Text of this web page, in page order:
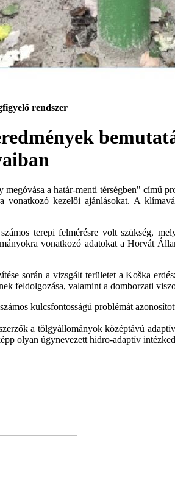
rendszer
a határ-menti térségben" című
vonatkozó kezelői ajánlásokat. A
terepi felmérésre volt szükség,
vonatkozó adatokat a Horvát
során a vizsgált területet aKoška
feldolgozása, valamint a domborzati
kulcsfontosságú problémát
a tölgyállományok középtávú
olyan úgynevezett hidro-adaptív